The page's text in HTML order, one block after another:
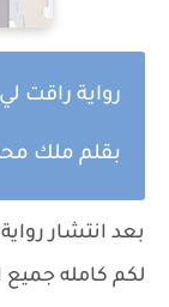
رواية راقت
بقلم ملك
بعد انتشار
لكم كامله